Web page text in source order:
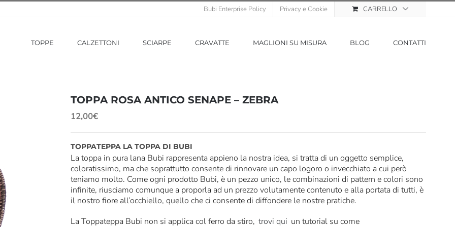
Bubi Enterprise Policy Privacy e Cookie CARRELLO
TOPPE CALZETTONI SCIARPE CRAVATTE MAGLIONI SU MISURA BLOG CONTATTI
TOPPA ROSA ANTICO SENAPE – ZEBRA
12,00€
TOPPATEPPA LA TOPPA DI BUBI
La toppa in pura lana Bubi rappresenta appieno la nostra idea, si tratta di un oggetto semplice,
coloratissimo, ma che soprattutto consente di rinnovare un capo logoro o invecchiato a cui però
teniamo molto. Come ogni prodotto Bubi, è un pezzo unico, le combinazioni di pattern e colori sono
infinite, riusciamo comunque a proporla ad un prezzo volutamente contenuto e alla portata di tutti, è
il nostro fiore all’occhiello, quello che ci consente di diffondere le nostre pratiche.
La Toppateppa Bubi non si applica col ferro da stiro, trovi qui un tutorial su come